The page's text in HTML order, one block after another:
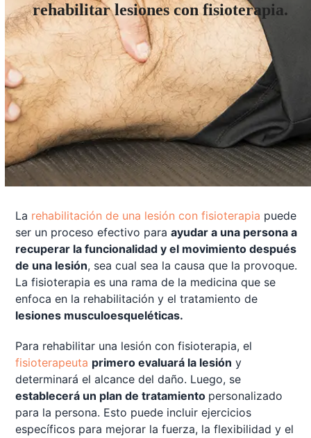
rehabilitar lesiones con fisioterapia.
La rehabilitación de una lesión con fisioterapia puede
ser un proceso efectivo paraayudar a una persona a
recuperar la funcionalidad y el movimiento después
de una lesión, sea cual sea la causa que la provoque.
La fisioterapia es una rama de la medicina que se
enfoca en la rehabilitación y el tratamiento de
lesiones musculoesqueléticas.
Para rehabilitar una lesión con fisioterapia, el
fisioterapeuta primero evaluará la lesión y
determinará el alcance del daño. Luego, se
establecerá un plan de tratamiento personalizado
para la persona. Esto puede incluir ejercicios
específicos para mejorar la fuerza, la flexibilidad y el